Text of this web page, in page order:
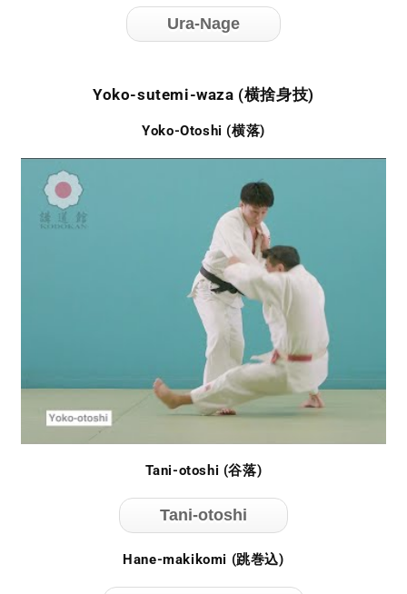
Ura-Nage
Yoko-sutemi-waza (横捨身技)
Yoko-Otoshi (横落)
Tani-otoshi (谷落)
Tani-otoshi
Hane-makikomi (跳巻込)